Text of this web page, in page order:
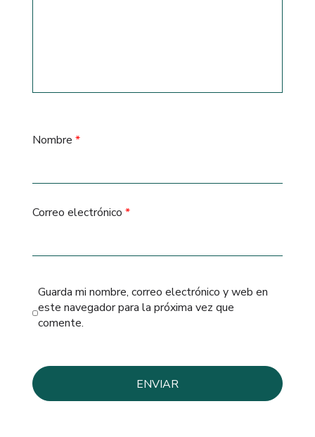
Nombre *
Correo electrónico *
Guarda mi nombre, correo electrónico y web en
este navegador para la próxima vez que
comente.